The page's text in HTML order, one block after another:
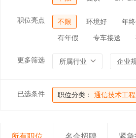
职位亮点 不限 环境好 年
有年假 专车接送
更多筛选 所属行业 企业
已选条件 职位分类： 通信技术工
所有职位 名企招聘 紧